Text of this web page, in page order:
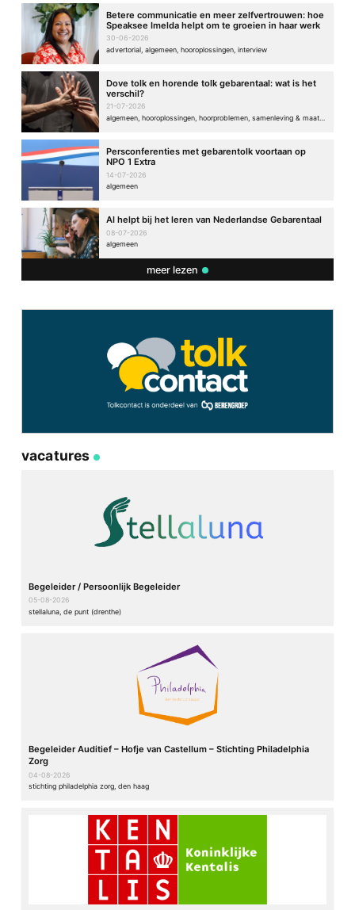
Betere communicatie en meer zelfvertrouwen: hoe
Speaksee Imelda helpt om te groeien in haar werk
30-06-2026
advertorial, algemeen, hooroplossingen, interview
Dove tolk en horende tolk gebarentaal: wat is het
verschil?
21-07-2026
Persconferenties met gebarentolk voortaan op
NPO 1 Extra
14-07-2026
algemeen
AI helpt bij het leren van Nederlandse Gebarentaal
08-07-2026
algemeen
meer lezen
vacatures
Begeleider / Persoonlijk Begeleider
05-08-2026
stellaluna, de punt (drenthe)
Begeleider Auditief – Hofje van Castellum – Stichting Philadelphia
Zorg
04-08-2026
stichting philadelphia zorg, den haag